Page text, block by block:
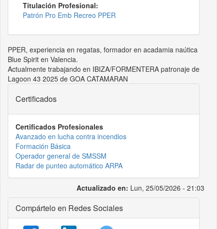
Titulación Profesional:
Patrón Pro Emb Recreo PPER
PPER, experiencia en regatas, formador en acadamia naútica
Blue Spirit en Valencia.
Actualmente trabajando en IBIZA/FORMENTERA patronaje de
Lagoon 43 2025 de GOA CATAMARAN
Certificados
Certificados Profesionales
Avanzado en lucha contra incendios
Formación Básica
Operador general de SMSSM
Radar de punteo automático ARPA
Actualizado en: Lun, 25/05/2026 - 21:03
Compártelo en Redes Sociales